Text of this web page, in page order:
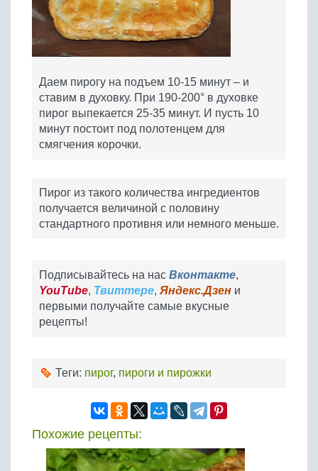
Даем пирогу на подъем 10-15 минут – и
ставим в духовку. При 190-200° в духовке
пирог выпекается 25-35 минут. И пусть 10
минут постоит под полотенцем для
смягчения корочки.
Пирог из такого количества ингредиентов
получается величиной с половину
стандартного противня или немного меньше.
Подписывайтесь на нас Вконтакте,
YouTube, Твиттере, Яндекс.Дзен и
первыми получайте самые вкусные
рецепты!
Теги: пирог, пироги и пирожки
Похожие рецепты: